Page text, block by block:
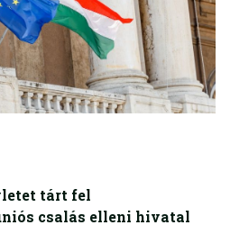
tárt fel
csalás elleni hivatal